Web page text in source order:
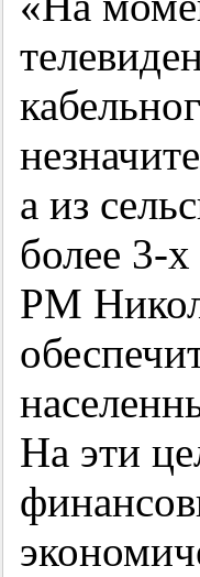
а из
более 3-х
РМ
На эти